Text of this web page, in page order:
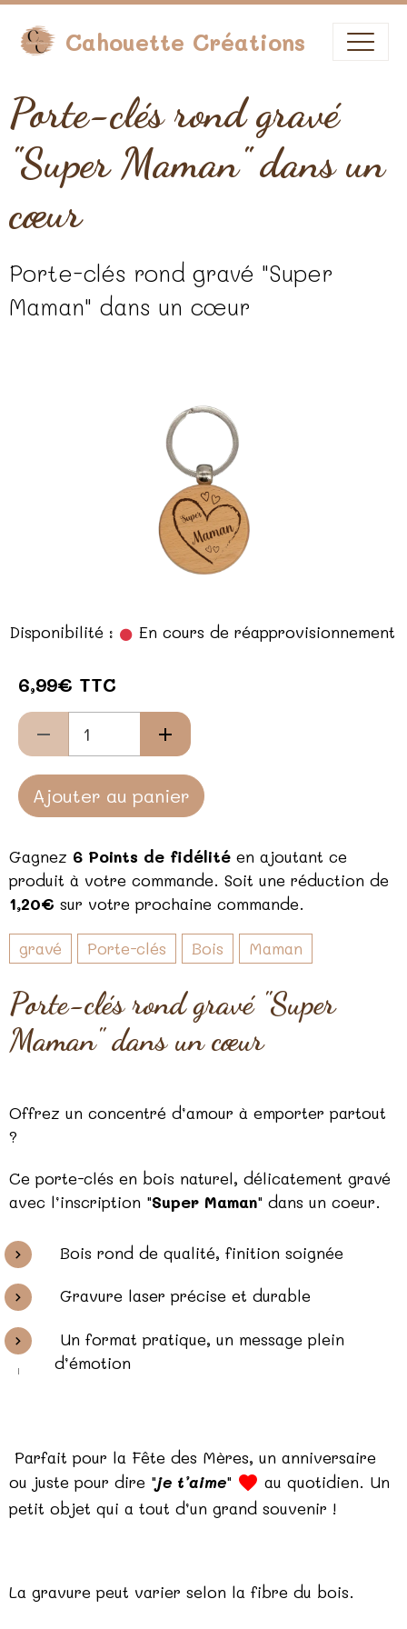
Cahouette Créations
Porte-clés rond gravé
"Super Maman" dans un
cœur
Porte-clés rond gravé "Super
Maman" dans un cœur
Disponibilité : En cours de réapprovisionnement
6,99€ TTC
Ajouter au panier
Gagnez 6 Points de fidélité en ajoutant ce
produit à votre commande. Soit une réduction de
1,20€ sur votre prochaine commande.
gravé Porte-clés Bois Maman
Porte-clés rond gravé "Super
Maman" dans un cœur
Offrez un concentré d’amour à emporter partout
?
Ce porte-clés en bois naturel, délicatement gravé
avec l’inscription "Super Maman" dans un coeur.
Bois rond de qualité, finition soignée
Gravure laser précise et durable
Un format pratique, un message plein
d’émotion
Parfait pour la Fête des Mères, un anniversaire
ou juste pour dire "je t’aime"
au quotidien. Un
petit objet qui a tout d’un grand souvenir !
La gravure peut varier selon la fibre du bois.